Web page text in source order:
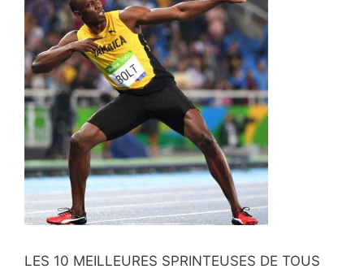
LES 10 MEILLEURES SPRINTEUSES DE TOUS